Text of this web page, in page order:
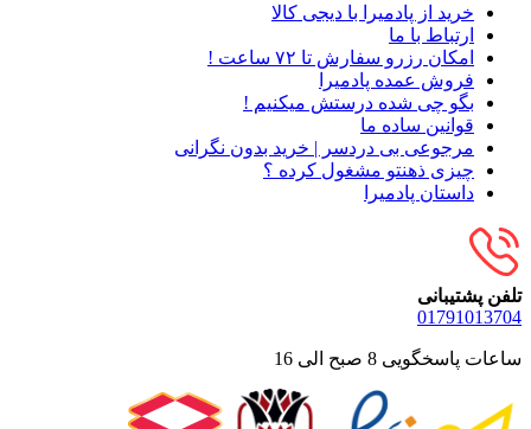
خرید از پادمیرا با دیجی کالا
ارتباط با ما
امکان رزرو سفارش تا ۷۲ ساعت !
فروش عمده پادمیرا
بگو چی شده درستش میکنیم !
قوانین ساده ما
مرجوعی بی دردسر | خرید بدون نگرانی
چیزی ذهنتو مشغول کرده ؟
داستان پادمیرا
تلفن پشتیبانی
01791013704
ساعات پاسخگویی 8 صبح الی 16